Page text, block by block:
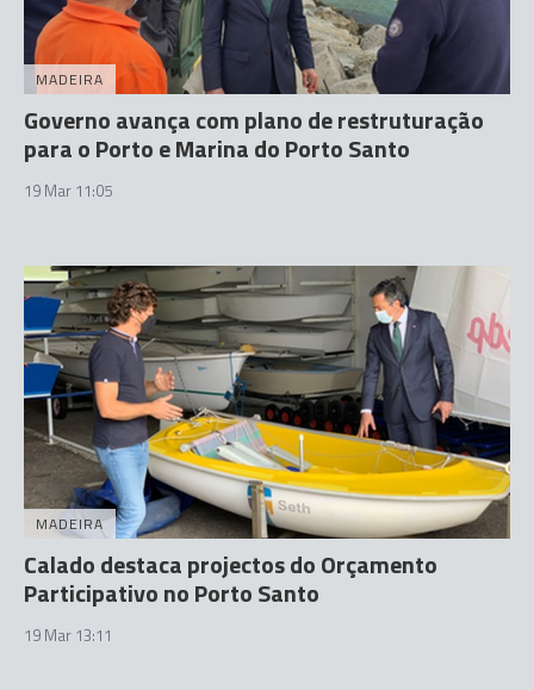
MADEIRA
Governo avança com plano de restruturação
para o Porto e Marina do Porto Santo
19 Mar 11:05
MADEIRA
Calado destaca projectos do Orçamento
Participativo no Porto Santo
19 Mar 13:11